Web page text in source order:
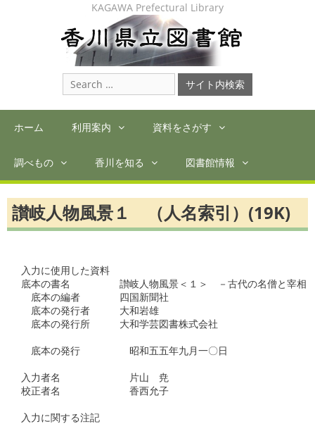
KAGAWA Prefectural Library
Search
for:
ホーム 利用案内 資料をさがす
調べもの 香川を知る 図書館情報
讃岐人物風景１ （人名索引）(19K)
入力に使用した資料
底本の書名　　　　　讃岐人物風景＜１＞　－古代の名僧と宰相
底本の編者　　　　四国新聞社
底本の発行者　　　大和岩雄
底本の発行所　　　大和学芸図書株式会社
底本の発行　　　　　昭和五五年九月一〇日
入力者名　　　　　　　片山　尭
校正者名　　　　　　　香西允子
入力に関する注記